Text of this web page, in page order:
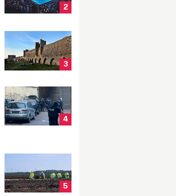
2
3
4
5